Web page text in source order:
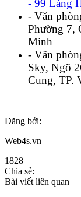
- 99 Láng
- Văn
Phường 7,
Minh
- Văn
Sky, Ngõ
Cung, TP.
Đăng bởi:
Web4s.vn
1828
Chia sẻ:
Bài viết liên quan